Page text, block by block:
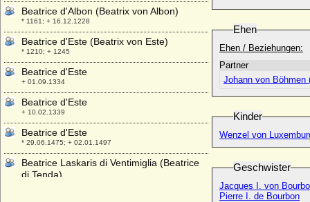
Ehen
Ehen / Beziehungen:
Partner
Johann von Böhmen
Kinder
Wenzel von
Geschwister
Jacques I. von
Pierre I. de Bourbon
Beatrice d'Albon (Beatrix von Albon)
* 1161; + 16.12.1228
Beatrice d'Este (Beatrix von Este)
* 1210; + 1245
Beatrice d'Este
+ 01.09.1334
Beatrice d'Este
+ 10.02.1339
Beatrice d'Este
* 29.06.1475; + 02.01.1497
Beatrice Laskaris di Ventimiglia (Beatrice
di Tenda)